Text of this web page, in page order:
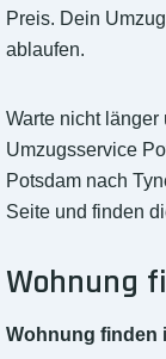
Preis. Dein
ablaufen.
Warte nicht
Umzugsservice
Potsdam nach
Seite und finden
Wohnung
Wohnung finden